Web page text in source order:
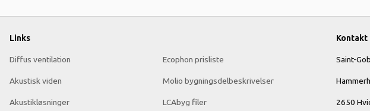
Links
Diffus ventilation
Akustisk viden
Akustikløsninger
Ecophon prisliste
Molio bygningsdelbeskrivelser
LCAbyg filer
Kontakt
Saint-
2650